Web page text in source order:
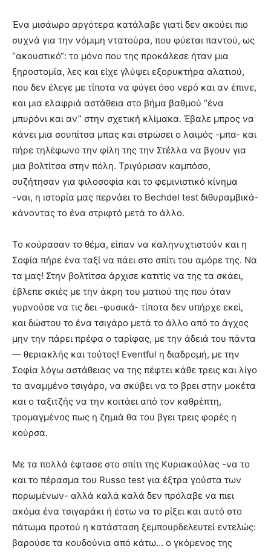
Ένα μισάωρο αργότερα κατάλαβε γιατί δεν ακούει πιο
συχνά για την νόμιμη ντατούρα, που φύεται παντού, ως
“ακουστικό“: το μόνο που της προκάλεσε ήταν μια
ξηροστομία, λες και είχε γλύψει εξορυκτήρα αλατιού,
που δεν έλεγε με τίποτα να φύγει όσο νερό και αν έπινε,
και μια ελαφριά αστάθεια στο βήμα βαθμού “ένα
μπυρόνι και αν” στην σχετική κλίμακα. Έβαλε μπρος να
κάνει μια σουπίτσα μπας και στρώσει ο λαιμός -μπα- και
πήρε τηλέφωνο την φίλη της την Στέλλα να βγουν για
μια βολτίτσα στην πόλη. Τριγύρισαν καμπόσο,
συζήτησαν για φιλοσοφία και το φεμινιστικό κίνημα
-ναι, η ιστορία μας περνάει το Bechdel test διθυραμβικά-
κάνοντας το ένα στριφτό μετά το άλλο.
Το κούρασαν το θέμα, είπαν να καληνυχτιστούν και η
Σοφία πήρε ένα ταξί να πάει στο σπίτι του αμόρε της. Να
τα μας! Στην βολτίτσα άρχισε κατιτίς να της τα σκάει,
έβλεπε σκιές με την άκρη του ματιού της που όταν
γυρνούσε να τις δει -φυσικά- τίποτα δεν υπήρχε εκεί,
και δώστου το ένα τσιγάρο μετά το άλλο από το άγχος
μην την πάρει πρέφα ο ταρίφας, με την άδειά του πάντα
— θεριακλής και τούτος! Eventful η διαδρομή, με την
Σοφία λόγω αστάθειας να της πέφτει κάθε τρεις και λίγο
το αναμμένο τσιγάρο, να σκύβει να το βρει στην μοκέτα
και ο ταξιτζής να την κοιτάει από τον καθρέπτη,
τρομαγμένος πως η ζημιά θα του βγει τρεις φορές η
κούρσα.
Με τα πολλά έφτασε στο σπίτι της Κυριακούλας -να το
και το πέρασμα του Russo test για έξτρα γούστα των
πορωμένων- αλλά καλά καλά δεν πρόλαβε να πιει
ακόμα ένα τσιγαράκι ή έστω να το ρίξει και αυτό στο
πάτωμα προτού η κατάσταση ξεμπουρδελευτεί εντελώς:
βαρούσε τα κουδούνια από κάτω… ο γκόμενος της